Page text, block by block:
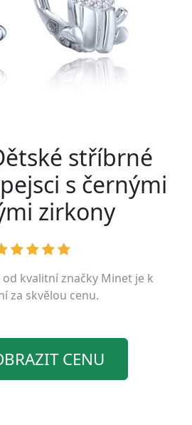
stříbrné
s černými
zirkony
kvalitní značky Minetje k
za skvělou cenu.
CENU